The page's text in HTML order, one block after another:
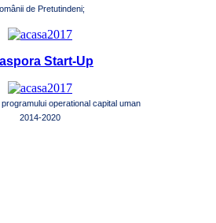
de Pretutindeni;
Start-Up
operational capital uman
2014-2020